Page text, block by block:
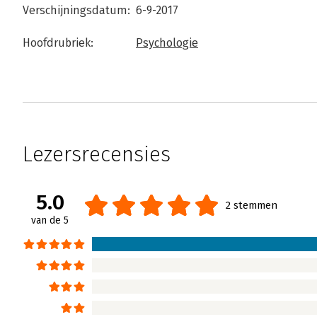
Verschijningsdatum: 6-9-2017
Hoofdrubriek: Psychologie
Lezersrecensies
5.0
van de 5
2 stemmen